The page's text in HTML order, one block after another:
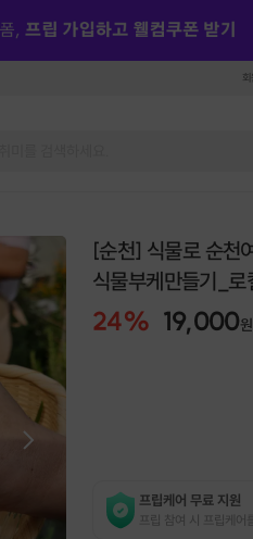
[순천] 식물로 순천
식물부케만들기_로
24% 19,000원
프립케어 무료 지원
프립 참여 시 프립케어